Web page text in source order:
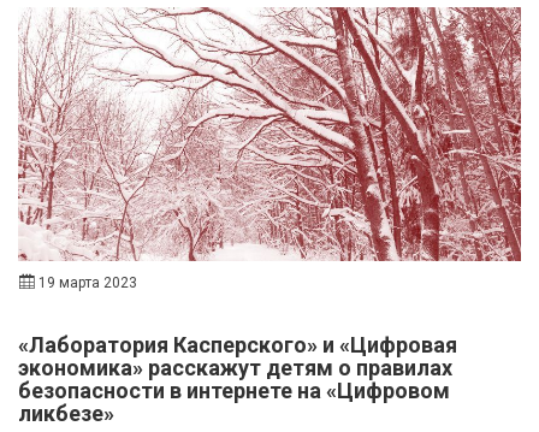
19 марта 2023
«Лаборатория Касперского» и «Цифровая
экономика» расскажут детям о правилах
безопасности в интернете на «Цифровом
ликбезе»